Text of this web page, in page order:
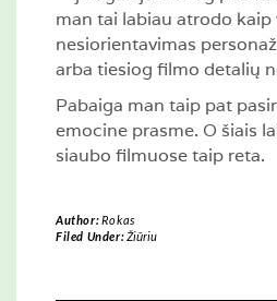
man tai labiau atrodo kaip
nesiorientavimas
arba tiesiog filmo detalių
Pabaiga man taip pat
emocine prasme. O šiais
siaubo filmuose taip reta.
Author:Rokas
Filed Under:Žiūriu